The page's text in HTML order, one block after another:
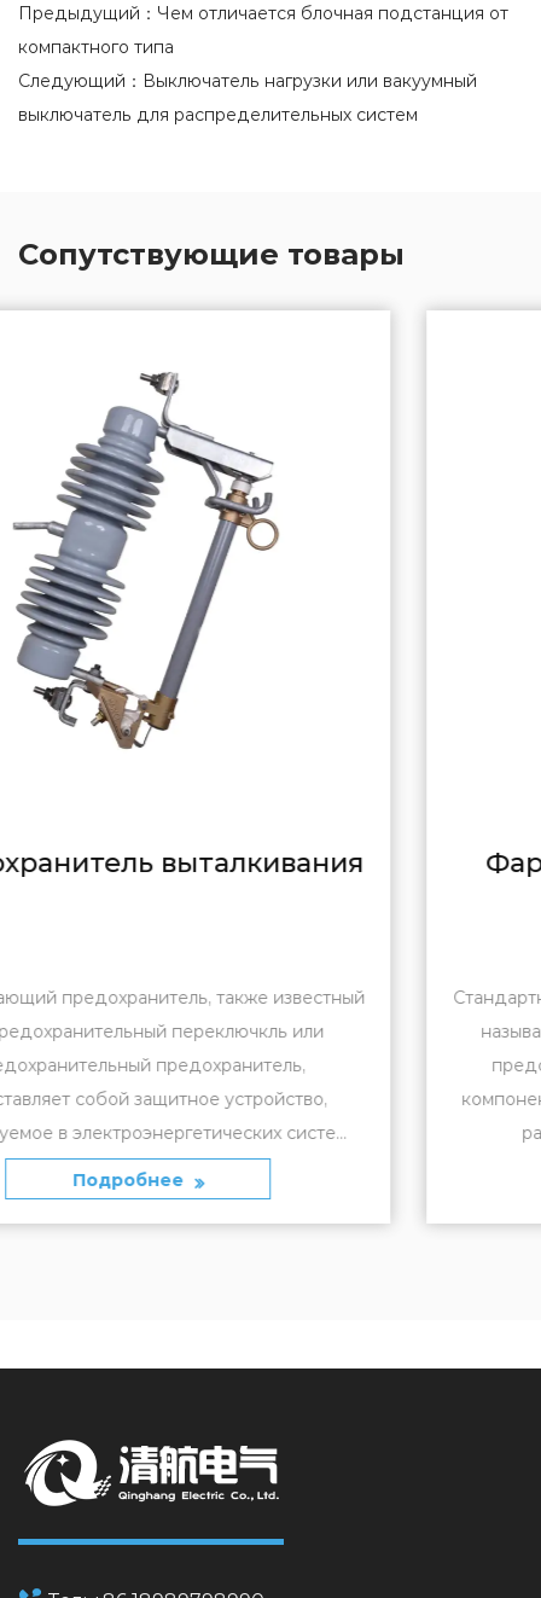
Предыдущий：Чем отличается блочная подстанция от
компактного типа
Следующий：Выключатель нагрузки или вакуумный
выключатель для распределительных систем
Сопутствующие товары
Фарфоровый стандартный
Стандартный фарфоровый полый изолятор,
называемый полым фарфоровым изолятором,
представляет собой специализированный
компонент, используемый в системах передачи
распределения электроэнергии д...